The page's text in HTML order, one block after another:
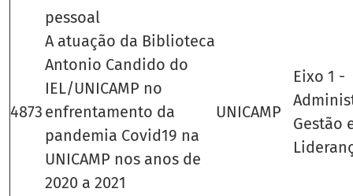
pessoal
4873
A atuação da Biblioteca
Antonio Candido do
IEL/UNICAMP no
enfrentamento da
pandemia Covid19 na
UNICAMP nos anos de
2020 a 2021
UNICAMP
Eixo 1 -
Gestão